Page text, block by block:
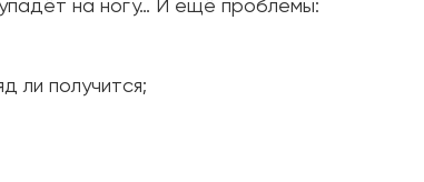
на ногу… И ещё проблемы:
ли получится;